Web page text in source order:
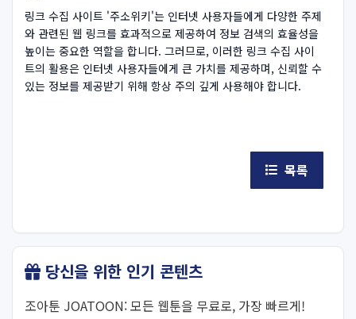
링크 수집 사이트 '주소위키'는 인터넷 사용자들에게 다양한 주제
와 관련된 웹 링크를 효과적으로 제공하여 정보 검색의 효율성을
높이는 중요한 역할을 합니다. 그러므로, 이러한 링크 수집 사이
트의 활용은 인터넷 사용자들에게 큰 가치를 제공하며, 신뢰할 수
있는 정보를 제공받기 위해 항상 주의 깊게 사용해야 합니다.
목록
당신을 위한 인기 콘텐츠
조아툰 JOATOON: 모든 웹툰을 무료로, 가장 빠르게!